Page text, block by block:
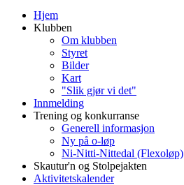
Hjem
Klubben
Om klubben
Styret
Bilder
Kart
"Slik gjør vi det"
Innmelding
Trening og konkurranse
Generell informasjon
Ny på o-løp
Ni-Nitti-Nittedal (Flexoløp)
Skautur'n og Stolpejakten
Aktivitetskalender